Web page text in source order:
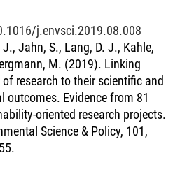
j.envsci.2019.08.008
J., Jahn, S., Lang, D. J., Kahle,
M. (2019). Linking
of research to their scientific and
outcomes. Evidence from 81
oriented research projects.
Science & Policy, 101,
Forschungsergebnisse wirken
Wirkungen aus.
mit den Erwartungen der
und Forschungsnutzung,
Analyse ergeben. Darüber
Ergebnisse, dass die
und Wirkungen mit der
abnehmen, was auf einen
und